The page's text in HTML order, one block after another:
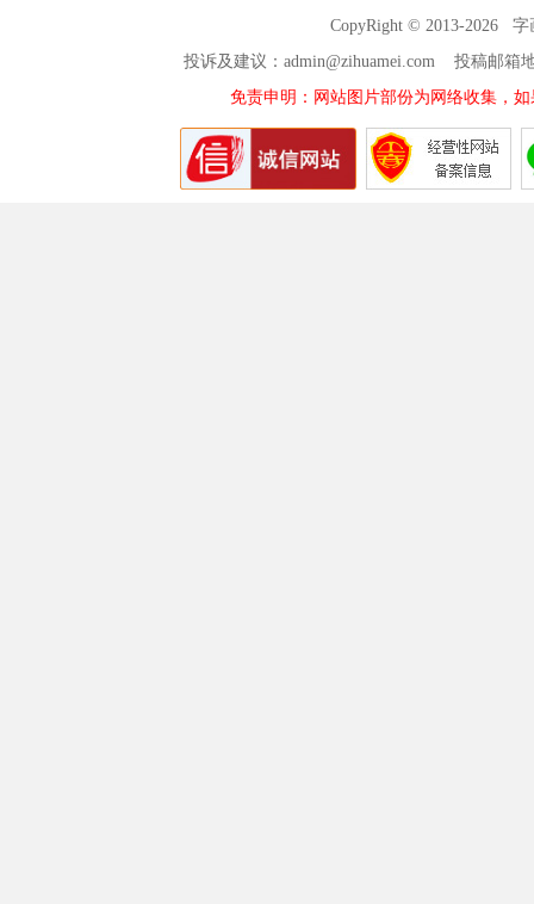
CopyRight © 2013-2026 字
投诉及建议：admin@zihuamei.com 投稿邮
免责申明：网站图片部份为网络收集，